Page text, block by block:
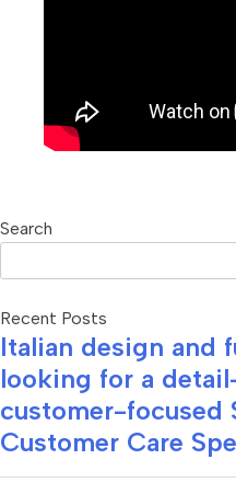
Search
Recent Posts
Italian design and
looking for a
customer-focused
Customer Care